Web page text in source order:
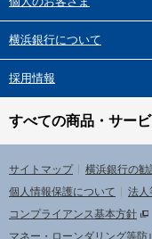
横浜銀行について
採用情報
すべての商品・サー
サイトマップ 横浜銀行の勧
個人情報保護について
法人
コンプライアンス基本方針
マネー・ローンダリング等防